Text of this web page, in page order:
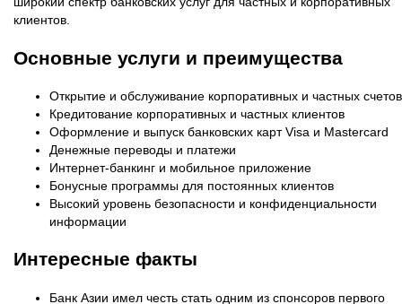
клиентов.
Основные услуги и преимущества
Открытие и обслуживание корпоративных и частных счетов
Кредитование корпоративных и частных клиентов
Оформление и выпуск банковских карт Visa и Mastercard
Денежные переводы и платежи
Интернет-банкинг и мобильное приложение
Бонусные программы для постоянных клиентов
Высокий уровень безопасности и конфиденциальности
информации
Интересные факты
Банк Азии имел честь стать одним из спонсоров первого